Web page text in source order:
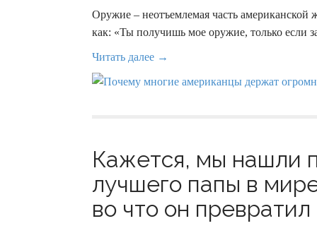
Оружие – неотъемлемая часть американской
как: «Ты получишь мое оружие, только если
Читать далее →
Кажется, мы нашли
лучшего папы в
во что он